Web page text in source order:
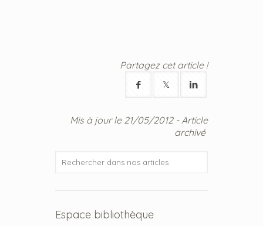
Partagez cet article !
Mis à jour le 21/05/2012 - Article
archivé
Espace bibliothèque